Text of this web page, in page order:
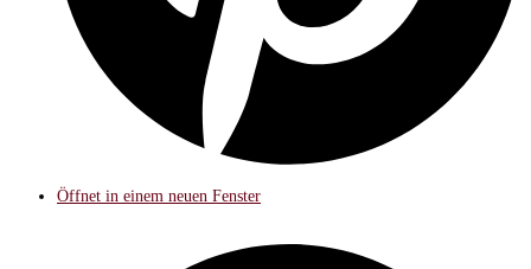
Öffnet in einem neuen Fenster